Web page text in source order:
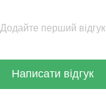
Додайте перший відгук
Написати відгук